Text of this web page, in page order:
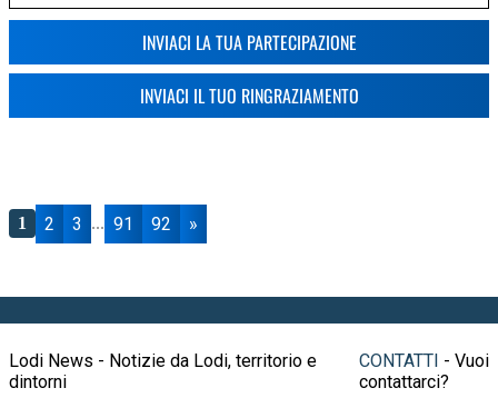
INVIACI LA TUA PARTECIPAZIONE
INVIACI IL TUO RINGRAZIAMENTO
1 2 3 ... 91 92 »
Lodi News - Notizie da Lodi, territorio e
dintorni
CONTATTI - Vuoi
contattarci?